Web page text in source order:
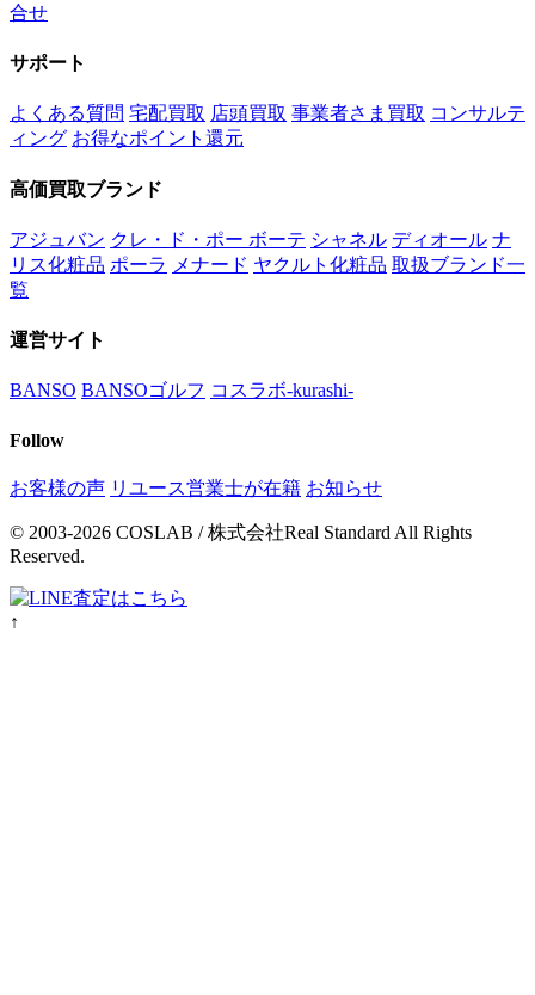
合せ
サポート
よくある質問 宅配買取 店頭買取 事業者さま買取 コンサルテ
ィング お得なポイント還元
高価買取ブランド
アジュバン クレ・ド・ポー ボーテ シャネル ディオール ナ
リス化粧品 ポーラ メナード ヤクルト化粧品 取扱ブランド一
覧
運営サイト
BANSO BANSOゴルフ コスラボ-kurashi-
Follow
お客様の声 リユース営業士が在籍 お知らせ
© 2003-2026 COSLAB / 株式会社Real Standard All Rights
Reserved.
↑